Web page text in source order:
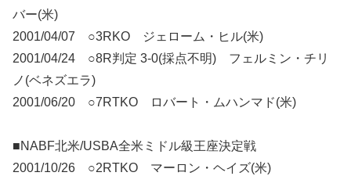
バー(米)
2001/04/07 ○3RKO ジェローム・ヒル(米)
2001/04/24 ○8R判定 3-0(採点不明) フェルミン・チリ
ノ(ベネズエラ)
2001/06/20 ○7RTKO ロバート・ムハンマド(米)
■NABF北米/USBA全米ミドル級王座決定戦
2001/10/26 ○2RTKO マーロン・ヘイズ(米)